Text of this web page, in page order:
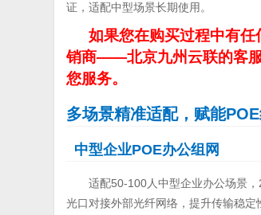
证，适配中型场景长期使用。
如果您在购买过程中有
销商——北京九州云联的客
您服务。
多场景精准适配，赋能
中型企业POE办公组网
适配50-100人中型企业办公场景
光口对接外部光纤网络，提升传输稳